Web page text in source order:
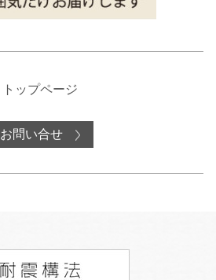
トップページ
お問い合せ